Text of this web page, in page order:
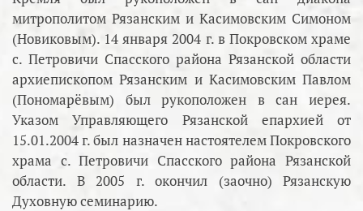
митрополитом Рязанским и Касимовским Симоном
(Новиковым). 14 января 2004 г. в Покровском храме
с. Петровичи Спасского района Рязанской области
архиепископом Рязанским и Касимовским Павлом
(Пономарёвым) был рукоположен в сан иерея.
Указом Управляющего Рязанской епархией от
15.01.2004 г. был назначен настоятелем Покровского
храма с. Петровичи Спасского района Рязанской
области. В 2005 г. окончил (заочно) Рязанскую
Духовную семинарию.